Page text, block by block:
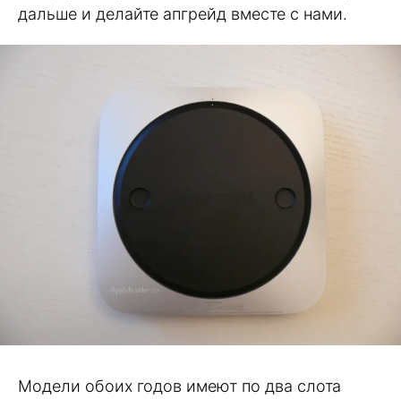
дальше и делайте апгрейд вместе с нами.
Модели обоих годов имеют по два слота